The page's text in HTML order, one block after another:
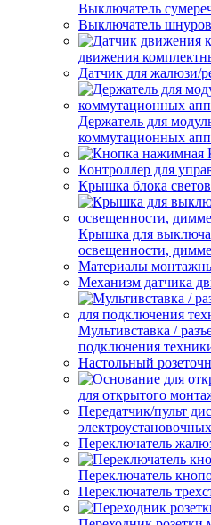
Выключатель
Выключатель
движения
Датчик для жалюзи/
Держатель для
коммутационных
Контроллер для
Крышка блока
Крышка для
освещенности,
Материалы
Механизм датчика
Мультивставка /
подключения
Настольный
для открытого
Передатчик/пульт
Переключатель
Переключатель
Переключатель